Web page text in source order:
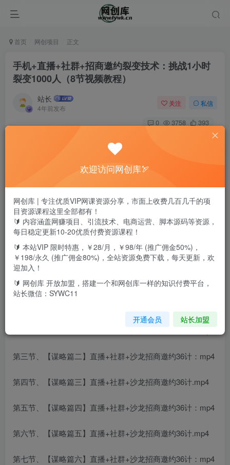
首页 网创项目 正文
手机+直播+社群+招商邀约裂变技术：挑战1小时
裂变1000人（8节视频教程）
站长
4年前发布
关注 私信
0 3758 393
6天训练班:教你用手机+直播+社群+招商邀约裂变1000人；1
小时邀约裂变代理1000人案例分析。
第一节、【案例篇】仅一小时招500个代理合伙人案例剖
第二节、【谋略篇一】直播+社群+沙龙招商邀约36计：mp4
第三节、【谋略篇二】直播+社群+沙龙招商邀约36计：mp4
第四节、【谋略篇三】直播+社群+沙龙招商邀约36计.mp4
第五节、【谋略篇四】直播+社群+沙龙招商邀约36计：mp4
第六节、【谋略篇五】直播+社群+沙龙招商邀约36计.mp4
第七节、【谋略篇六】直播+社群+沙龙招商邀约36计：mp4
欢迎访问网创库🏹
网创库 | 专注优质VIP网课资源分享，市面上收费几百几千的项
目资源课程这里全部都有！
🔰 内容涵盖网赚项目、引流技术、电商运营、脚本源码等资源，
每日稳定更新10-20优质付费资源课程！
🔰 本站VIP 限时特惠，￥28/月，￥98/年 (推广佣金50%)，
￥198/永久 (推广佣金80%)，全站资源免费下载，每天更新，欢
迎加入！
🔰 网创库 开放加盟，搭建一个和网创库一样的知识付费平台，
站长微信：SYWC11
开通会员 站长加盟